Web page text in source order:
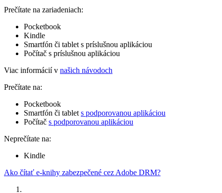
Prečítate na zariadeniach:
Pocketbook
Kindle
Smartfón či tablet s príslušnou aplikáciou
Počítač s príslušnou aplikáciou
Viac informácií v našich návodoch
Prečítate na:
Pocketbook
Smartfón či tablet s podporovanou aplikáciou
Počítač s podporovanou aplikáciou
Neprečítate na:
Kindle
Ako čítať e-knihy zabezpečené cez Adobe DRM?